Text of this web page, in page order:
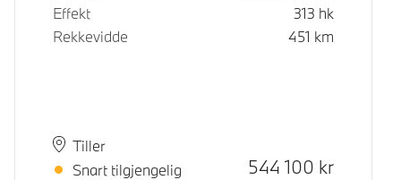
Effekt
313 hk
Rekkevidde
451 km
PlassTiller
Leveringstid
Snart tilgjengelig
Kontantpris
544 100 kr